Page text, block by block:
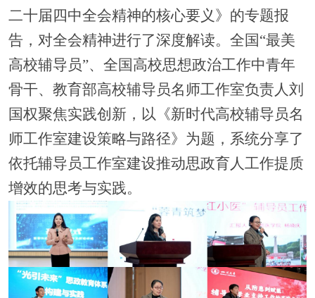
二十届四中全会精神的核心要义》的专题报
告，对全会精神进行了深度解读。全国“最美
高校辅导员”、全国高校思想政治工作中青年
骨干、教育部高校辅导员名师工作室负责人刘
国权聚焦实践创新，以《新时代高校辅导员名
师工作室建设策略与路径》为题，系统分享了
依托辅导员工作室建设推动思政育人工作提质
增效的思考与实践。